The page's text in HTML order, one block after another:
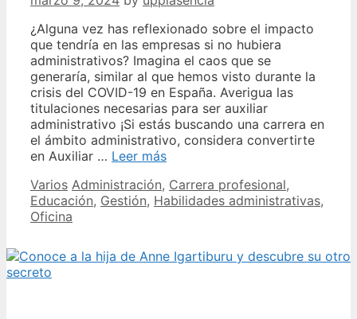
¿Alguna vez has reflexionado sobre el impacto
que tendría en las empresas si no hubiera
administrativos? Imagina el caos que se
generaría, similar al que hemos visto durante la
crisis del COVID-19 en España. Averigua las
titulaciones necesarias para ser auxiliar
administrativo ¡Si estás buscando una carrera en
el ámbito administrativo, considera convertirte
en Auxiliar … Leer másTodo
que
necesitas
ser
administrativo
Categories
Varios Tags
Administración, Carrera profesional,
Educación, Gestión, Habilidades administrativas,
Oficina